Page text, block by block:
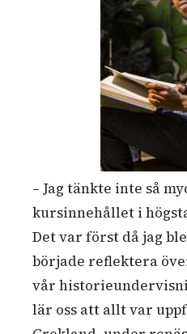
– Jag tänkte inte så
kursinnehållet i
Det var först då jag
började reflektera
vår
lär oss att allt var